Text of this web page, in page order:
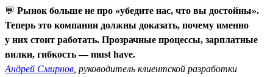
💬 Рынок больше не про «убедите нас, что вы достойны».
Теперь это компании должны доказать, почему именно
у них стоит работать. Прозрачные процессы, зарплатные
вилки, гибкость — must have.
Андрей Смирнов , руководитель клиентской разработки